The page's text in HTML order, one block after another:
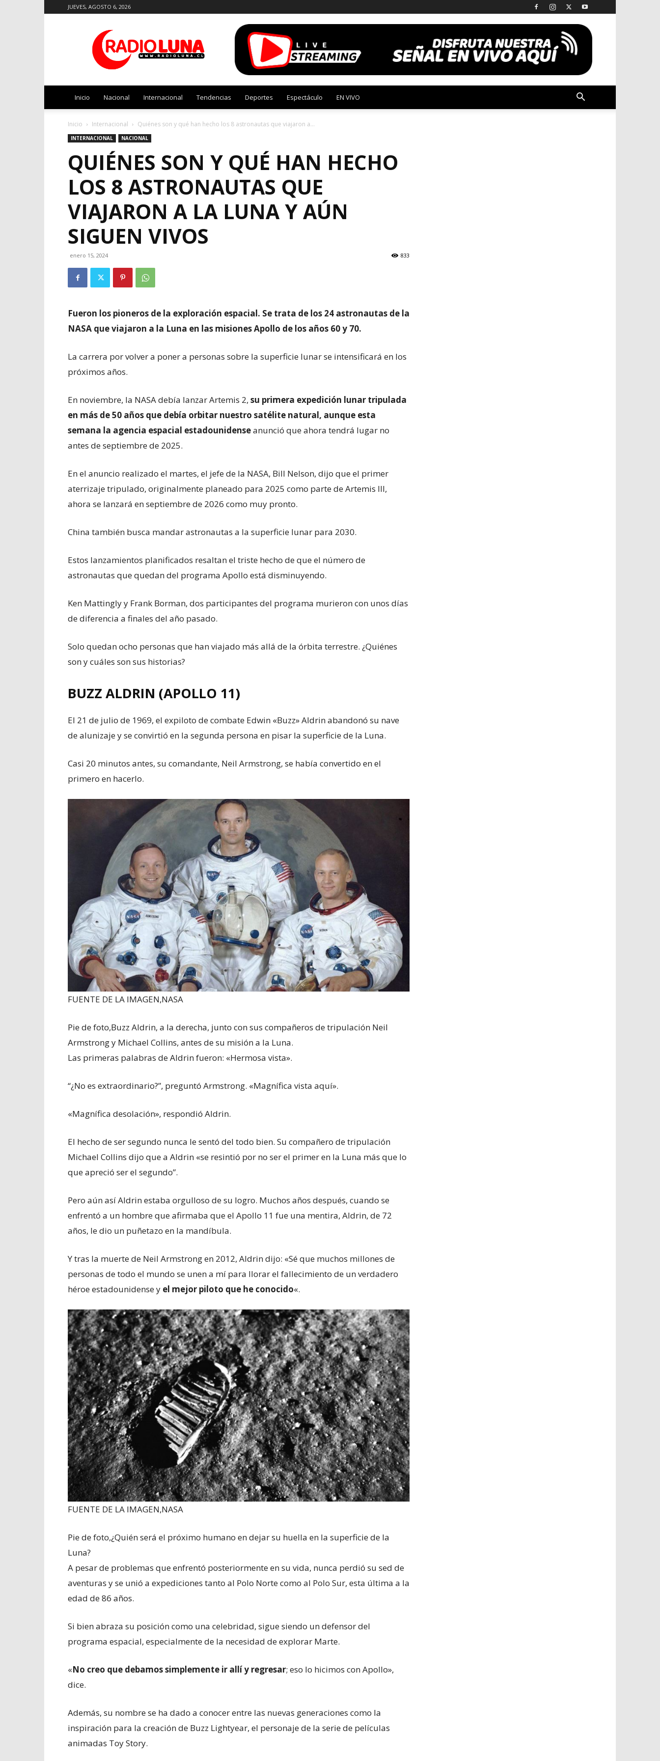
JUEVES, AGOSTO 6, 2026
Luna
Inicio Nacional Internacional Tendencias Deportes Espectáculo EN VIVO
Inicio Internacional Quiénes son y qué han hecho los 8 astronautas que viajaron a...
INTERNACIONAL NACIONAL
QUIÉNES SON Y QUÉ HAN HECHO
LOS 8 ASTRONAUTAS QUE
VIAJARON A LA LUNA Y AÚN
SIGUEN VIVOS
enero 15, 2024 833
Fueron los pioneros de la exploración espacial. Se trata de los 24 astronautas de la
NASA que viajaron a la Luna en las misiones Apollo de los años 60 y 70.
La carrera por volver a poner a personas sobre la superficie lunar se intensificará en los
próximos años.
En noviembre, la NASA debía lanzar Artemis 2, su primera expedición lunar tripulada
en más de 50 años que debía orbitar nuestro satélite natural, aunque esta
semana la agencia espacial estadounidenseanunció que ahora tendrá lugar no
antes de septiembre de 2025.
En el anuncio realizado el martes, el jefe de la NASA, Bill Nelson, dijo que el primer
aterrizaje tripulado, originalmente planeado para 2025 como parte de Artemis III,
ahora se lanzará en septiembre de 2026 como muy pronto.
China también busca mandar astronautas a la superficie lunar para 2030.
Estos lanzamientos planificados resaltan el triste hecho de que el número de
astronautas que quedan del programa Apollo está disminuyendo.
Ken Mattingly y Frank Borman, dos participantes del programa murieron con unos días
de diferencia a finales del año pasado.
Solo quedan ocho personas que han viajado más allá de la órbita terrestre. ¿Quiénes
son y cuáles son sus historias?
BUZZ ALDRIN (APOLLO 11)
El 21 de julio de 1969, el expiloto de combate Edwin «Buzz» Aldrin abandonó su nave
de alunizaje y se convirtió en la segunda persona en pisar la superficie de la Luna.
Casi 20 minutos antes, su comandante, Neil Armstrong, se había convertido en el
primero en hacerlo.
FUENTE DE LA IMAGEN,NASA
Pie de foto,Buzz Aldrin, a la derecha, junto con sus compañeros de tripulación Neil
Armstrong y Michael Collins, antes de su misión a la Luna.
Las primeras palabras de Aldrin fueron: «Hermosa vista».
“¿No es extraordinario?”, preguntó Armstrong. «Magnífica vista aquí».
«Magnífica desolación», respondió Aldrin.
El hecho de ser segundo nunca le sentó del todo bien. Su compañero de tripulación
Michael Collins dijo que a Aldrin «se resintió por no ser el primer en la Luna más que lo
que apreció ser el segundo”.
Pero aún así Aldrin estaba orgulloso de su logro. Muchos años después, cuando se
enfrentó a un hombre que afirmaba que el Apollo 11 fue una mentira, Aldrin, de 72
años, le dio un puñetazo en la mandíbula.
Y tras la muerte de Neil Armstrong en 2012, Aldrin dijo: «Sé que muchos millones de
personas de todo el mundo se unen a mí para llorar el fallecimiento de un verdadero
héroe estadounidense y el mejor piloto que he conocido«.
FUENTE DE LA IMAGEN,NASA
Pie de foto,¿Quién será el próximo humano en dejar su huella en la superficie de la
Luna?
A pesar de problemas que enfrentó posteriormente en su vida, nunca perdió su sed de
aventuras y se unió a expediciones tanto al Polo Norte como al Polo Sur, esta última a la
edad de 86 años.
Si bien abraza su posición como una celebridad, sigue siendo un defensor del
programa espacial, especialmente de la necesidad de explorar Marte.
«No creo que debamos simplemente ir allí y regresar; eso lo hicimos con Apollo»,
dice.
Además, su nombre se ha dado a conocer entre las nuevas generaciones como la
inspiración para la creación de Buzz Lightyear, el personaje de la serie de películas
animadas Toy Story.